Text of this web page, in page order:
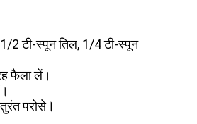
2 टी-स्पून तिल, 1/4 टी-स्पून
फैला लें।
परोसे।